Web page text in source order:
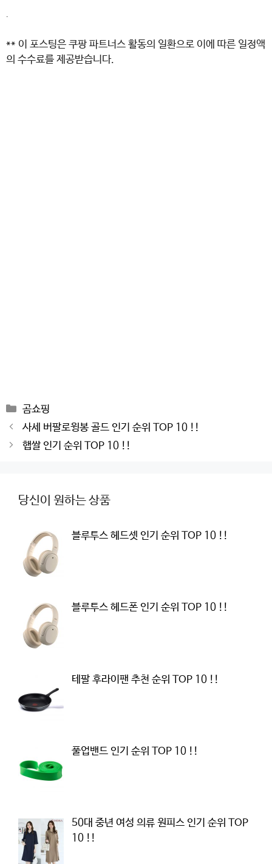
.
** 이 포스팅은 쿠팡 파트너스 활동의 일환으로 이에 따른 일정액
의 수수료를 제공받습니다.
Categories
곰쇼핑
Post
navigation
사세 버팔로윙봉 골드 인기 순위 TOP 10 !!
햅쌀 인기 순위 TOP 10 !!
당신이 원하는 상품
블루투스 헤드셋 인기 순위 TOP 10 !!
블루투스 헤드폰 인기 순위 TOP 10 !!
테팔 후라이팬 추천 순위 TOP 10 !!
풀업밴드 인기 순위 TOP 10 !!
50대 중년 여성 의류 원피스 인기 순위 TOP
10 !!